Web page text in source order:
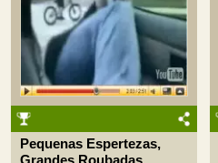
Pequenas Espertezas,